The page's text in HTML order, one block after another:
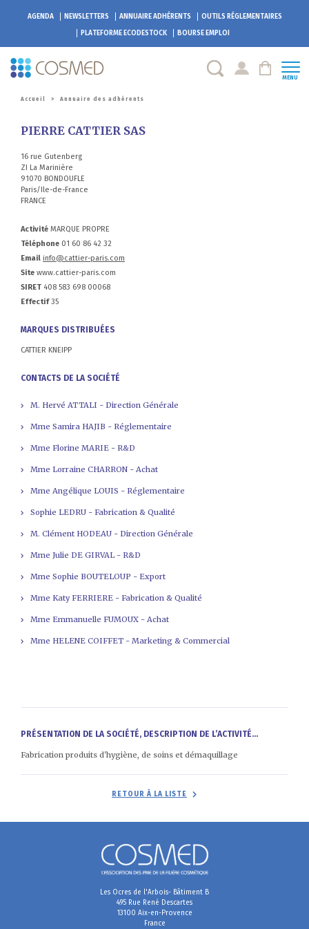
AGENDA NEWSLETTERS ANNUAIRE ADHÉRENTS
OUTILS RÉGLEMENTAIRES
PLATEFORMEECODESTOCK BOURSE EMPLOI
MENU
Accueil > Annuaire des adhérents
PIERRE CATTIER SAS
16 rue Gutenberg
ZI La Marinière
91070 BONDOUFLE
Paris/Ile-de-France
FRANCE
Activité MARQUE PROPRE
Téléphone 01 60 86 42 32
Email info@cattier-paris.com
Site www.cattier-paris.com
SIRET 408 583 698 00068
Effectif35
MARQUES DISTRIBUÉES
CATTIER KNEIPP
CONTACTS DE LA SOCIÉTÉ
M. Hervé ATTALI - Direction Générale
Mme Samira HAJIB - Réglementaire
Mme Florine MARIE - R&D
Mme Lorraine CHARRON - Achat
Mme Angélique LOUIS - Réglementaire
Sophie LEDRU - Fabrication & Qualité
M. Clément HODEAU - Direction Générale
Mme Julie DE GIRVAL - R&D
Mme Sophie BOUTELOUP - Export
Mme Katy FERRIERE - Fabrication & Qualité
Mme Emmanuelle FUMOUX - Achat
Mme HELENE COIFFET - Marketing & Commercial
PRÉSENTATION DE LA SOCIÉTÉ, DESCRIPTION DE L’ACTIVITÉ...
Fabrication produits d'hygiène, de soins et démaquillage
RETOUR À LA LISTE
Les Ocres de l'Arbois- Bâtiment B
495 Rue René Descartes
13100 Aix-en-Provence
France